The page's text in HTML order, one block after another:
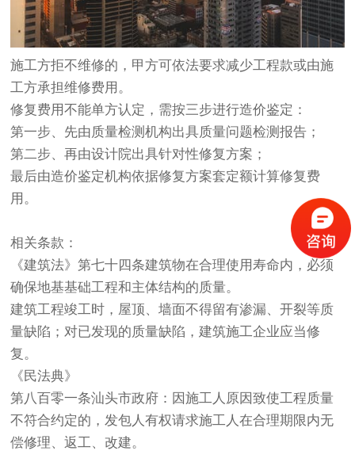
施工方拒不维修的，甲方可依法要求减少工程款或由施
工方承担维修费用。
修复费用不能单方认定，需按三步进行造价鉴定：
第一步、先由质量检测机构出具质量问题检测报告；
第二步、再由设计院出具针对性修复方案；
最后由造价鉴定机构依据修复方案套定额计算修复费
用。
相关条款：
《建筑法》第七十四条建筑物在合理使用寿命内，必须
确保地基基础工程和主体结构的质量。
建筑工程竣工时，屋顶、墙面不得留有渗漏、开裂等质
量缺陷；对已发现的质量缺陷，建筑施工企业应当修
复。
《民法典》
第八百零一条汕头市政府：因施工人原因致使工程质量
不符合约定的，发包人有权请求施工人在合理期限内无
偿修理、返工、改建。